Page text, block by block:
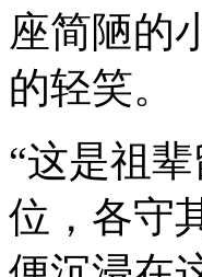
座简陋的
的轻笑。
“这是祖
位，各守